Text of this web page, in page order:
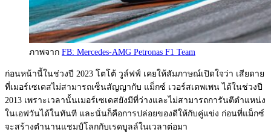
ภาพจาก FB: Mercedes-AMG Petronas F1 Team
ก่อนหน้านี้ในช่วงปี 2023 โตโต้ วูล์ฟฟ์ เคยให้สัมภาษณ์เปิดใจว่า เสียดาย
ที่เมอร์เซเดสไม่สามารถเซ็นสัญญากับ แม็กซ์ เวอร์สเตพเพน ได้ในช่วงปี
2013 เพราะเวลานั้นเมอร์เซเดสยังมีที่ว่างและไม่สามารถการันตีตำแหน่ง
ในเอฟวันได้ในทันที และนั่นก็คือการปล่อยของดีให้กับคู่แข่ง ก่อนที่แม็กซ์
จะสร้างตำนานแชมป์ โลกกับเรดบูลล์ในเวลาต่อมา